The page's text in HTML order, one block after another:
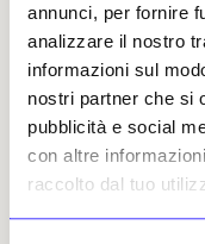
annunci, per fornire
analizzare il nostro
informazioni sul
nostri partner che si
pubblicità e social
con altre
raccolto dal tuo
•Employer
sondaggio che
di lavoro, ai
atenei da cui
in funzione
Citations per